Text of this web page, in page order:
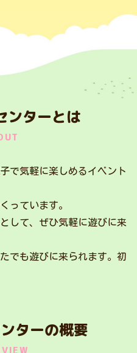
ンターとは
で気軽に楽しめるイベント
っています。
して、ぜひ気軽に遊びに来
でも遊びに来られます。初
ターの概要